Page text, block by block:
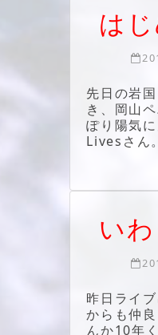
は
先日の岩
き、岡山
ぽり陽気
Livesさん
い
昨日ライ
からも仲
んか10年